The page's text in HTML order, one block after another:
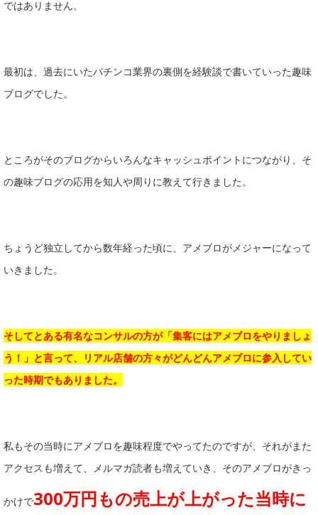
ではありません。
最初は、過去にいたパチンコ業界の裏側を経験談で書いていった趣味
ブログでした。
ところがそのブログからいろんなキャッシュポイントにつながり、そ
の趣味ブログの応用を知人や周りに教えて行きました。
ちょうど独立してから数年経った頃に、アメブロがメジャーになって
いきました。
そしてとある有名なコンサルの方が「集客にはアメブロをやりましょ
う！」と言って、リアル店舗の方々がどんどんアメブロに参入してい
った時期でもありました。
私もその当時にアメブロを趣味程度でやってたのですが、それがまた
アクセスも増えて、メルマガ読者も増えていき、そのアメブロがきっ
かけで300万円もの売上が上がった当時に